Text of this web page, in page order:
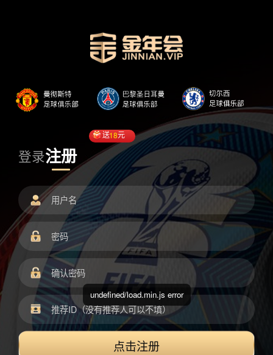
登录注册
送18元
点击注册
undefined/load.min.js error